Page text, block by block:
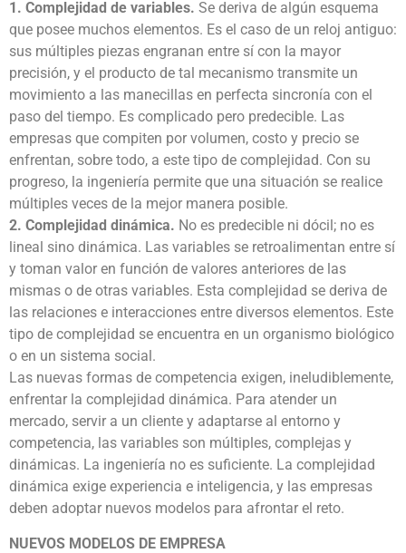
1. Complejidad de variables. Se deriva de algún esquema
que posee muchos elementos. Es el caso de un reloj antiguo:
sus múltiples piezas engranan entre sí con la mayor
precisión, y el producto de tal mecanismo transmite un
movimiento a las manecillas en perfecta sincronía con el
paso del tiempo. Es complicado pero predecible. Las
empresas que compiten por volumen, costo y precio se
enfrentan, sobre todo, a este tipo de complejidad. Con su
progreso, la ingeniería permite que una situación se realice
múltiples veces de la mejor manera posible.
2. Complejidad dinámica. No es predecible ni dócil; no es
lineal sino dinámica. Las variables se retroalimentan entre sí
y toman valor en función de valores anteriores de las
mismas o de otras variables. Esta complejidad se deriva de
las relaciones e interacciones entre diversos elementos. Este
tipo de complejidad se encuentra en un organismo biológico
o en un sistema social.
Las nuevas formas de competencia exigen, ineludiblemente,
enfrentar la complejidad dinámica. Para atender un
mercado, servir a un cliente y adaptarse al entorno y
competencia, las variables son múltiples, complejas y
dinámicas. La ingeniería no es suficiente. La complejidad
dinámica exige experiencia e inteligencia, y las empresas
deben adoptar nuevos modelos para afrontar el reto.
NUEVOS MODELOS DE EMPRESA